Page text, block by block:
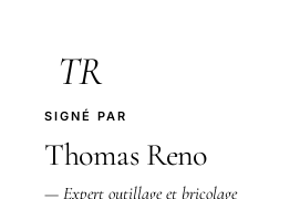
TR
SIGNÉ PAR
Thomas Reno
— Expert outillage et bricolage